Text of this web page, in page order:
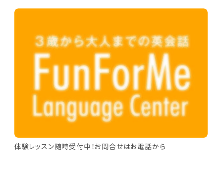
体験レッスン随時受付中！お問合せはお電話から